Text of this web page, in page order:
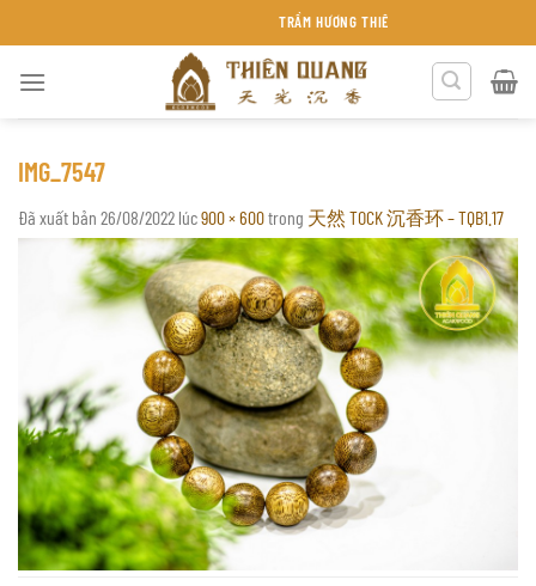
đến
TRẦM HƯƠNG THIÊN QUANG KHÁNH HÒA
IMG_7547
Đã xuất bản 26/08/2022 lúc900 × 600trong 天然 TOCK 沉香环 – TQB1.17